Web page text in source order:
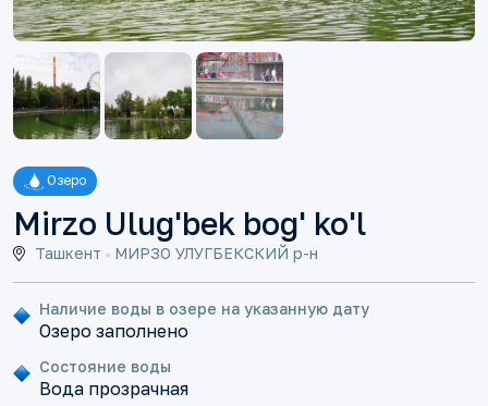
Озеро
Mirzo Ulug'bek bog' ko'l
Ташкент МИРЗО УЛУГБЕКСКИЙ р-н
Наличие воды в озере на указанную дату
Озеро заполнено
Состояние воды
Вода прозрачная